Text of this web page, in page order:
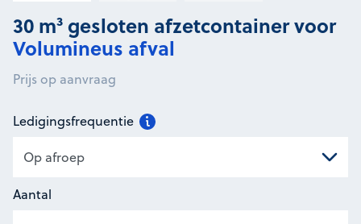
30 m³ gesloten afzetcontainer voor
Volumineus afval
Prijs op aanvraag
Ledigingsfrequentie
Aantal